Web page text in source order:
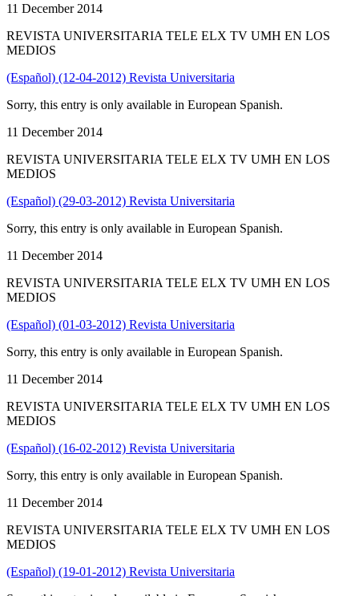
11 December 2014
REVISTA UNIVERSITARIA TELE ELX TV UMH EN LOS
MEDIOS
(Español) (12-04-2012) Revista Universitaria
Sorry, this entry is only available in European Spanish.
11 December 2014
REVISTA UNIVERSITARIA TELE ELX TV UMH EN LOS
MEDIOS
(Español) (29-03-2012) Revista Universitaria
Sorry, this entry is only available in European Spanish.
11 December 2014
REVISTA UNIVERSITARIA TELE ELX TV UMH EN LOS
MEDIOS
(Español) (01-03-2012) Revista Universitaria
Sorry, this entry is only available in European Spanish.
11 December 2014
REVISTA UNIVERSITARIA TELE ELX TV UMH EN LOS
MEDIOS
(Español) (16-02-2012) Revista Universitaria
Sorry, this entry is only available in European Spanish.
11 December 2014
REVISTA UNIVERSITARIA TELE ELX TV UMH EN LOS
MEDIOS
(Español) (19-01-2012) Revista Universitaria